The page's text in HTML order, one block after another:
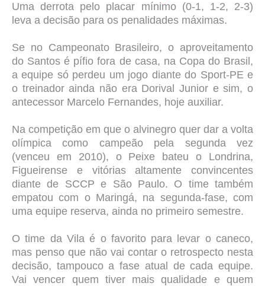
Uma derrota pelo placar mínimo (0-1, 1-2, 2-3)
leva a decisão para os penalidades máximas.
Se no Campeonato Brasileiro, o aproveitamento
do Santos é pífio fora de casa, na Copa do Brasil,
a equipe só perdeu um jogo diante do Sport-PE e
o treinador ainda não era Dorival Junior e sim, o
antecessor Marcelo Fernandes, hoje auxiliar.
Na competição em que o alvinegro quer dar a volta
olímpica como campeão pela segunda vez
(venceu em 2010), o Peixe bateu o Londrina,
Figueirense e vitórias altamente convincentes
diante de SCCP e São Paulo. O time também
empatou com o Maringá, na segunda-fase, com
uma equipe reserva, ainda no primeiro semestre.
O time da Vila é o favorito para levar o caneco,
mas penso que não vai contar o retrospecto nesta
decisão, tampouco a fase atual de cada equipe.
Vai vencer quem tiver mais qualidade e quem